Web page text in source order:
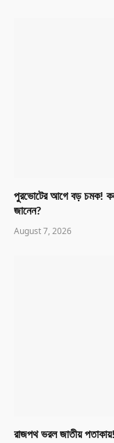
পুরভোটের আগে বড় চমক!
জানেন?
August 7, 2026
রাজপথ ভরল জাতীয় পতাকায়!